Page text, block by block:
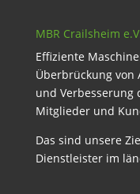
MBR Crailsheim
Effiziente
Überbrückung von
und Verbesserung
Mitglieder und
Das sind unsere
Dienstleister im